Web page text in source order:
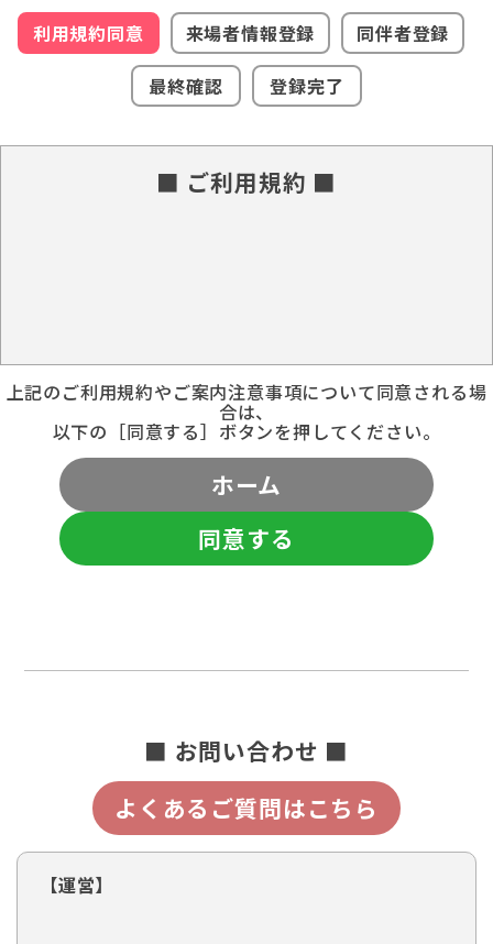
利用規約同意 来場者情報登録
同伴者登録
最終確認
登録完了
■ ご利用規約 ■
上記のご利用規約やご案内注意事項について同意される場
合は、
以下の［同意する］ボタンを押してください。
ホーム
同意する
■ お問い合わせ ■
よくあるご質問はこちら
【運営】